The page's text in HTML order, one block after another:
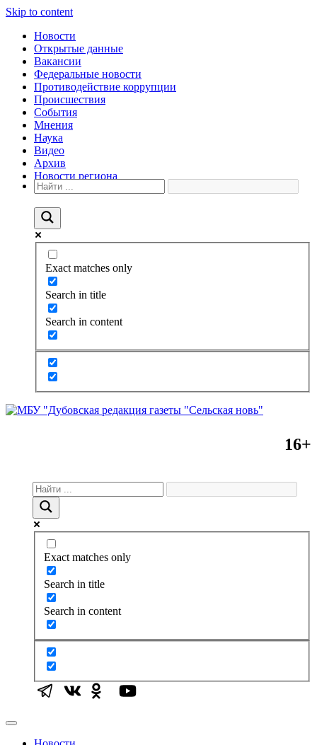
Skip to content
Новости
Открытые данные
Вакансии
Федеральные новости
Противодействие коррупции
Происшествия
События
Мнения
Наука
Видео
Архив
Новости региона
Exact matches only
Search in title
Search in content
16+
Exact matches only
Search in title
Search in content